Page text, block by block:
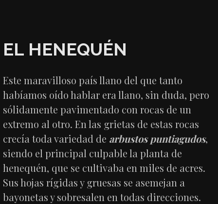
EL HENEQUÉN
Este maravilloso país llano del que tanto
habíamos oído hablar era llano, sin duda, pero
sólidamente pavimentado con rocas de un
extremo al otro. En las grietas de estas rocas
crecía toda variedad de arbustos puntiagudos,
siendo el principal culpable la planta de
henequén, que se cultivaba en miles de acres.
Sus hojas rígidas y gruesas se asemejan a
bayonetas y sobresalen en todas direcciones.